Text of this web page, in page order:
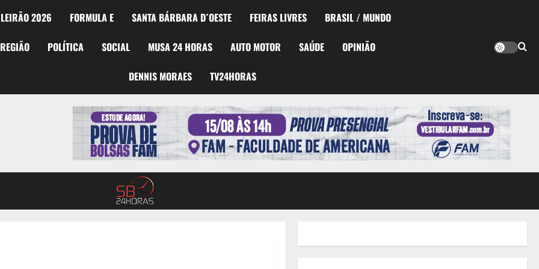
2026 FORMULA E SANTA BÁRBARA D´OESTE FEIRAS LIVRES BRASIL / MUNDO
REGIÃO POLÍTICA SOCIAL MUSA 24 HORAS AUTO MOTOR SAÚDE OPINIÃO
DENNIS MORAES TV24HORAS